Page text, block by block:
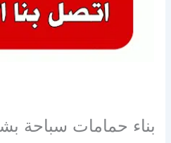
بناء حمامات سباحة